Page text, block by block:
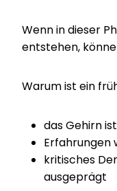
Wenn in dieser
entstehen,
Warum ist ein
das Gehirn
Erfahrungen
kritisches
ausgeprägt